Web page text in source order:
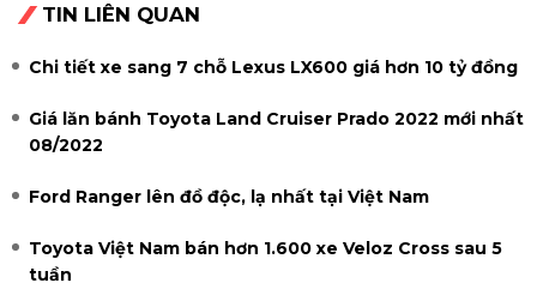
TIN LIÊN QUAN
Chi tiết xe sang 7 chỗ Lexus LX600 giá hơn 10 tỷ đồng
Giá lăn bánh Toyota Land Cruiser Prado 2022 mới nhất
08/2022
Ford Ranger lên đồ độc, lạ nhất tại Việt Nam
Toyota Việt Nam bán hơn 1.600 xe Veloz Cross sau 5
tuần